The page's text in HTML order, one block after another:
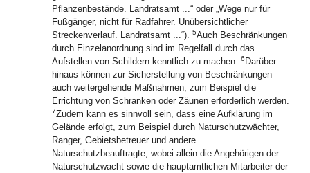
Pflanzenbestände. Landratsamt ...“ oder „Wege nur für
Fußgänger, nicht für Radfahrer. Unübersichtlicher
Streckenverlauf. Landratsamt ...“). 5Auch Beschränkungen
durch Einzelanordnung sind im Regelfall durch das
Aufstellen von Schildern kenntlich zu machen. 6 Darüber
hinaus können zur Sicherstellung von Beschränkungen
auch weitergehende Maßnahmen, zum Beispiel die
Errichtung von Schranken oder Zäunen erforderlich werden.
7Zudem kann es sinnvoll sein, dass eine Aufklärung im
Gelände erfolgt, zum Beispiel durch Naturschutzwächter,
Ranger, Gebietsbetreuer und andere
Naturschutzbeauftragte, wobei allein die Angehörigen der
Naturschutzwacht sowie die hauptamtlichen Mitarbeiter der